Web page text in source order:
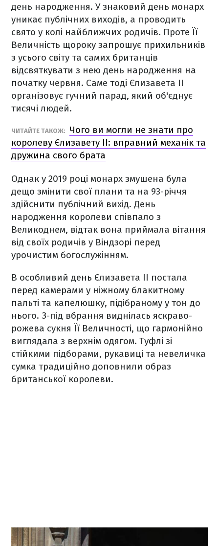
день народження. У знаковий день монарх
уникає публічних виходів, а проводить
свято у колі найближчих родичів. Проте Її
Величність щороку запрошує прихильників
з усього світу та самих британців
відсвяткувати з нею день народження на
початку червня. Саме тоді Єлизавета ІІ
організовує гучний парад, який об'єднує
тисячі людей.
ЧИТАЙТЕ ТАКОЖ:
Чого ви могли не знати про
королеву Єлизавету ІІ: вправний механік та
дружина свого брата
Однак у 2019 році монарх змушена була
дещо змінити свої плани та на 93-річчя
здійснити публічний вихід. День
народження королеви співпало з
Великоднем, відтак вона приймала вітання
від своїх родичів у Віндзорі перед
урочистим богослужінням.
В особливий день Єлизавета ІІ постала
перед камерами у ніжному блакитному
пальті та капелюшку, підібраному у тон до
нього. З-під вбрання виднілась яскраво-
рожева сукня Її Величності, що гармонійно
виглядала з верхнім одягом. Туфлі зі
стійкими підборами, рукавиці та невеличка
сумка традиційно доповнили образ
британської королеви.